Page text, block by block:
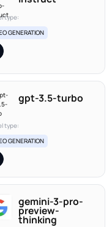
type:
GENERATION
gpt-3.5-turbo
type:
GENERATION
gemini-3-pro-
preview-
thinking